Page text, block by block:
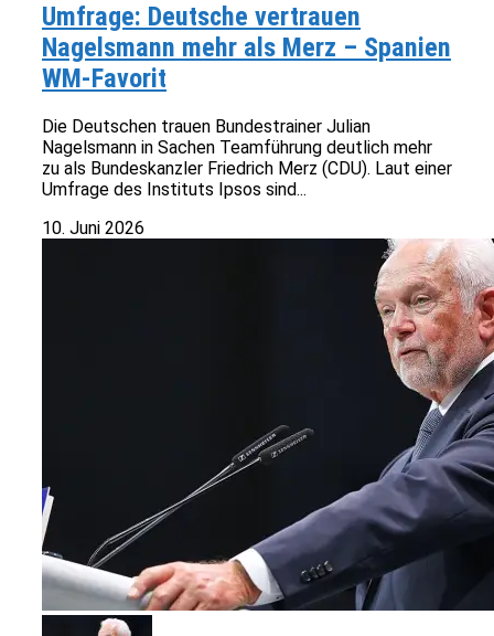
Umfrage: Deutsche vertrauen
Nagelsmann mehr als Merz – Spanien
WM-Favorit
Die Deutschen trauen Bundestrainer Julian
Nagelsmann in Sachen Teamführung deutlich mehr
zu als Bundeskanzler Friedrich Merz (CDU). Laut einer
Umfrage des Instituts Ipsos sind...
10. Juni 2026